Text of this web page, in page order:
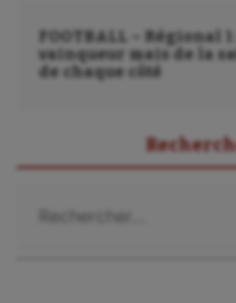
FOOTBALL – Régional 1
vainqueur mais de la
de chaque côté